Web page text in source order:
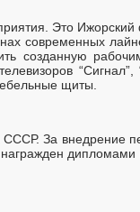
Это
современных
созданную
“Сигнал”,
щиты.
За внедрение